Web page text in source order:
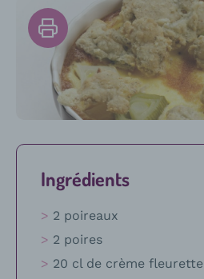
Imprimer
la
recette
Ingrédients
2 poireaux
2 poires
20 cl de crème fleurette